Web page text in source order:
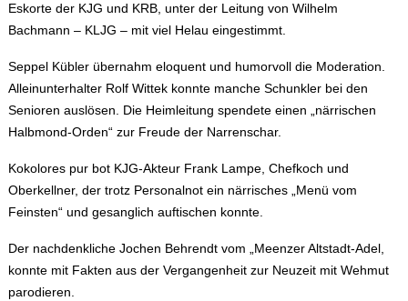
Eskorte der KJG und KRB, unter der Leitung von Wilhelm
Bachmann – KLJG – mit viel Helau eingestimmt.
Seppel Kübler übernahm eloquent und humorvoll die Moderation.
Alleinunterhalter Rolf Wittek konnte manche Schunkler bei den
Senioren auslösen. Die Heimleitung spendete einen „närrischen
Halbmond-Orden“ zur Freude der Narrenschar.
Kokolores pur bot KJG-Akteur Frank Lampe, Chefkoch und
Oberkellner, der trotz Personalnot ein närrisches „Menü vom
Feinsten“ und gesanglich auftischen konnte.
Der nachdenkliche Jochen Behrendt vom „Meenzer Altstadt-Adel,
konnte mit Fakten aus der Vergangenheit zur Neuzeit mit Wehmut
parodieren.